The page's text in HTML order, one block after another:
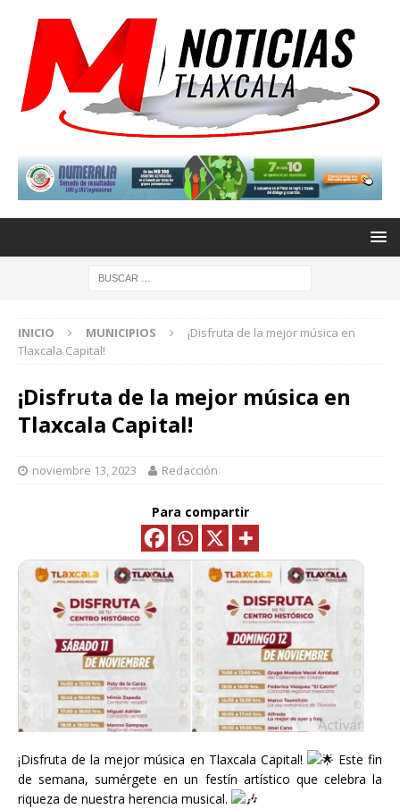
INICIO MUNICIPIOS
¡Disfruta de la mejor música en
Tlaxcala Capital!
¡Disfruta de la mejor música en
Tlaxcala Capital!
noviembre 13, 2023 Redacción
Para compartir
¡Disfruta de la mejor música en Tlaxcala Capital!
Este fin
de semana, sumérgete en un festín artístico que celebra la
riqueza de nuestra herencia musical.